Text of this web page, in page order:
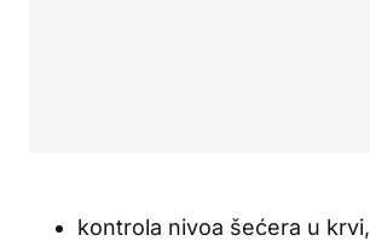
kontrola nivoa šećera u krvi,